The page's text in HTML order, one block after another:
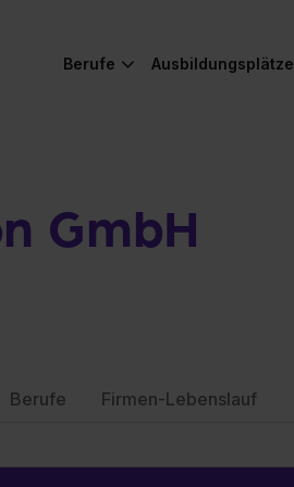
Berufe Ausbildungsplätze
GmbH
Berufe Firmen-Lebenslauf